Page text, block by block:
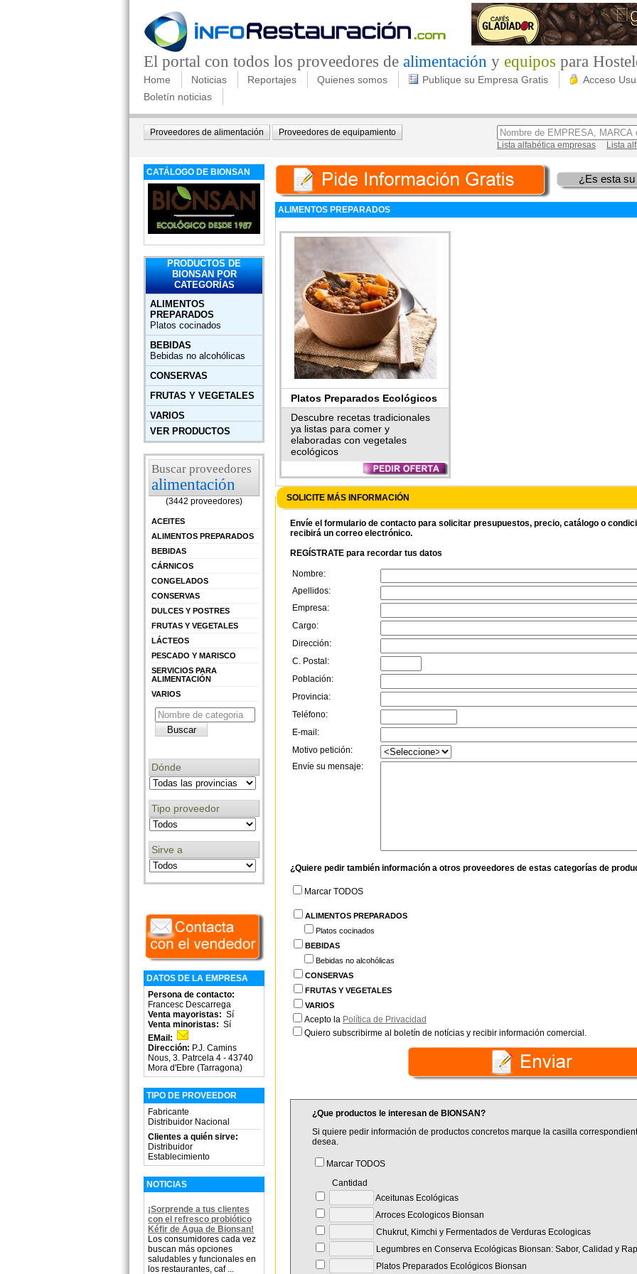
El portal con todos los proveedores de alimentación y equipos para
Home Noticias Reportajes Quienes somos Publique su Empresa Gratis
Acceso
Boletín noticias
Proveedores de alimentación
Proveedores de equipamiento
Lista alfabética empresas
Lista
CATÁLOGO DE BIONSAN
PRODUCTOS DE
BIONSAN POR
CATEGORÍAS
ALIMENTOS
PREPARADOS
Platos cocinados
BEBIDAS
Bebidas no alcohólicas
CONSERVAS
FRUTAS Y VEGETALES
VARIOS
VER PRODUCTOS
Buscar proveedores
alimentación
(3442 proveedores)
ACEITES
ALIMENTOS PREPARADOS
BEBIDAS
CÁRNICOS
CONGELADOS
CONSERVAS
DULCES Y POSTRES
FRUTAS Y VEGETALES
LÁCTEOS
PESCADO Y MARISCO
SERVICIOS PARA
ALIMENTACIÓN
VARIOS
Dónde
Tipo proveedor
Sirve a
DATOS DE LA EMPRESA
Persona de contacto:
Francesc Descarrega
Venta mayoristas: Sí
Venta minoristas: Sí
EMail:
Dirección: P.J. Camins
Nous, 3. Patrcela 4 - 43740
Mora d'Ebre (Tarragona)
TIPO DE PROVEEDOR
Fabricante
Distribuidor Nacional
Clientes a quién sirve:
Distribuidor
Establecimiento
NOTICIAS
¡Sorprende a tus clientes
con el refresco probiótico
Kéfir de Agua de Bionsan!
Los consumidores cada vez
buscan más opciones
saludables y funcionales en
los restaurantes, caf ...
¿Es esta
ALIMENTOS PREPARADOS
Platos Preparados Ecológicos
Bionsan
Descubre recetas tradicionales
ya listas para comer y
elaboradas con vegetales
ecológicos
SOLICITE MÁS INFORMACIÓN
Envíe el formulario de contacto para solicitar presupuestos, precio, catálogo o
recibirá un correo electrónico.
REGÍSTRATE para recordar tus datos
Nombre:
Apellidos:
Empresa:
Cargo:
Dirección:
C. Postal:
Población:
Provincia:
Teléfono:
E-mail:
Motivo petición:
Envíe su mensaje:
¿Quiere pedir también información a otros proveedores de estas categorías de
Marcar TODOS
ALIMENTOS PREPARADOS
Platos cocinados
BEBIDAS
Bebidas no alcohólicas
CONSERVAS
FRUTAS Y VEGETALES
VARIOS
Acepto la Política de Privacidad
Quiero subscribirme al boletín de notícias y recibir información comercial.
¿Que productos le interesan de BIONSAN?
Si quiere pedir información de productos concretos marque la casilla
desea.
Marcar TODOS
Cantidad
Aceitunas Ecológicas
Arroces Ecologicos Bionsan
Chukrut, Kimchi y Fermentados de Verduras Ecologicas
Legumbres en Conserva Ecológicas Bionsan: Sabor, Calidad y
Platos Preparados Ecológicos Bionsan